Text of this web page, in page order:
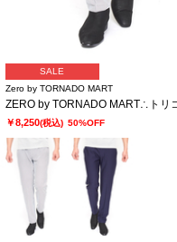
SALE
Zero by TORNADO MART
￥8,250(税込) 50%OFF